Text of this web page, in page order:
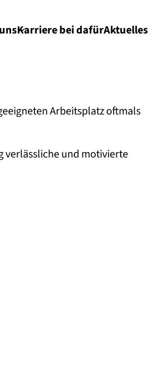
Karriere bei dafürAktuelles
Arbeitsplatz oftmals
verlässliche und motivierte